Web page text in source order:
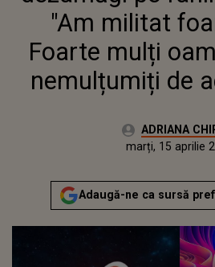
"Am militat
Foarte mulți
nemulțumiți de
Autor:ADRIANA
Publicat:
marți, 15 aprilie
Adaugă-ne ca sursă